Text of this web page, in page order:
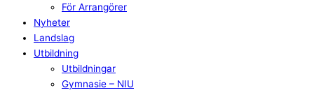
För Arrangörer
Nyheter
Landslag
Utbildning
Utbildningar
Gymnasie – NIU